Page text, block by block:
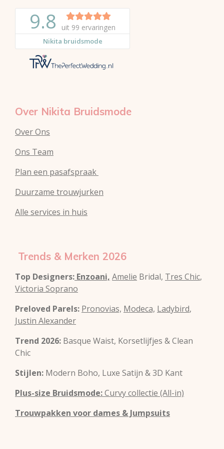
n
e
e
s
t
a
g
r
a
m
a
t
s
A
p
Over Nikita Bruidsmode
Over Ons
Ons Team
Plan een pasafspraak
Duurzame trouwjurken
Alle services in huis
Trends & Merken 2026
Top Designers: Enzoani, Amelie Bridal, Tres Chic,
Victoria Soprano
Preloved Parels: Pronovias, Modeca, Ladybird,
Justin Alexander
Trend 2026: Basque Waist, Korsetlijfjes & Clean
Chic
Stijlen: Modern Boho, Luxe Satijn & 3D Kant
Plus-size Bruidsmode:Curvy collectie (All-in)
Trouwpakken voor dames & Jumpsuits